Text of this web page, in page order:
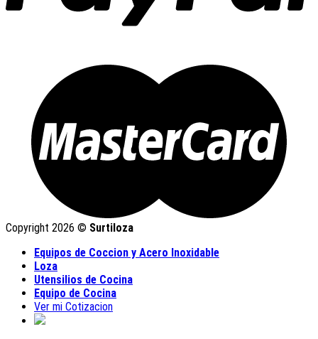
Copyright 2026 © Surtiloza
Equipos de Coccion y Acero Inoxidable
Loza
Utensilios de Cocina
Equipo de Cocina
Ver mi Cotizacion